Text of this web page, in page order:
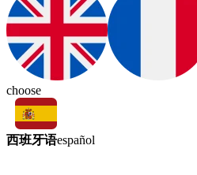
choose
西班牙语español